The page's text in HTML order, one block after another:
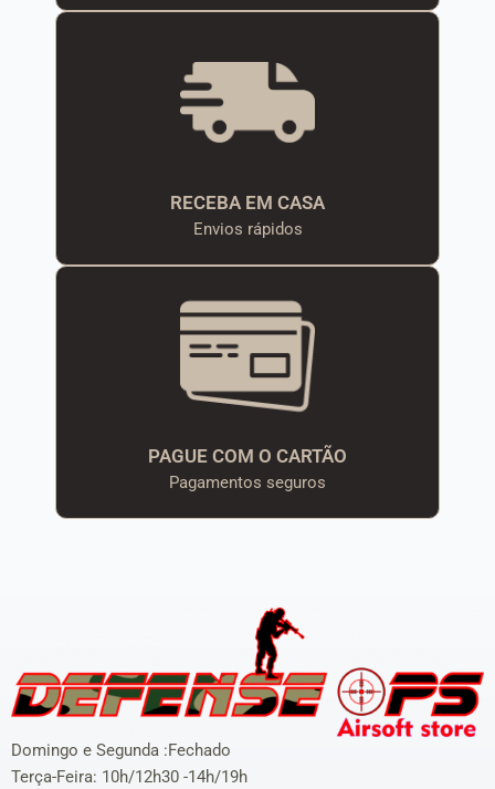
RECEBA EM CASA
Envios rápidos
PAGUE COM O CARTÃO
Pagamentos seguros
Domingo e Segunda :Fechado
Terça-Feira: 10h/12h30 -14h/19h